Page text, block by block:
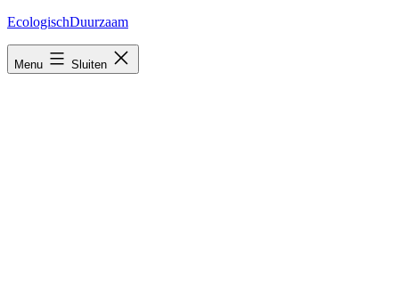
Ga
inhoud
EcologischDuurzaam
Menu Sluiten